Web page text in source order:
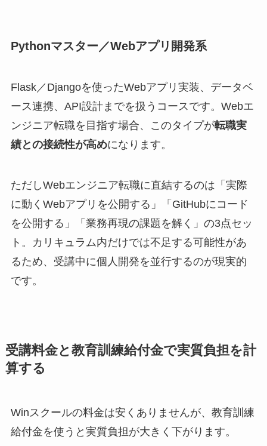
Pythonマスター／Webアプリ開発系
Flask／Djangoを使ったWebアプリ実装、データベ
ース連携、API設計までを扱うコースです。Webエ
ンジニア転職を目指す場合、このタイプが転職実
績との接続性が高めになります。
ただしWebエンジニア転職に直結するのは「実際
に動くWebアプリを公開する」「GitHubにコード
を公開する」「業務再現の課題を解く」の3点セッ
ト。カリキュラム内だけでは不足する可能性があ
るため、受講中に個人開発を並行するのが現実的
です。
受講料金と教育訓練給付金で実質負担を計
算する
Winスクールの料金は安くありませんが、教育訓練
給付金を使うと実質負担が大きく下がります。